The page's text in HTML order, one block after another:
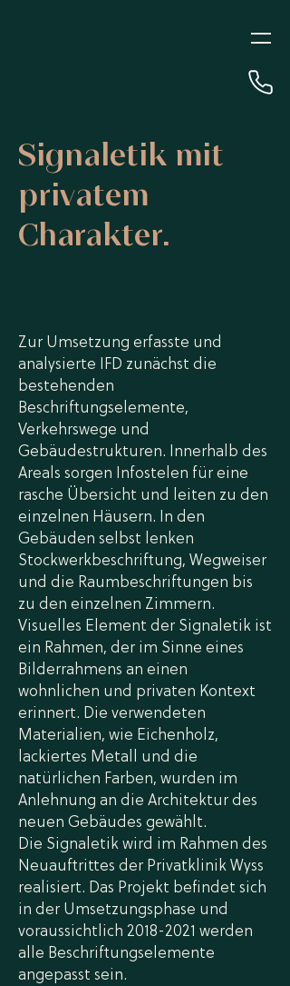
Signaletik mit
privatem
Charakter.
Zur Umsetzung erfasste und
analysierte IFD zunächst die
bestehenden
Beschriftungselemente,
Verkehrswege und
Gebäudestrukturen. Innerhalb des
Areals sorgen Infostelen für eine
rasche Übersicht und leiten zu den
einzelnen Häusern. In den
Gebäuden selbst lenken
Stockwerkbeschriftung, Wegweiser
und die Raumbeschriftungen bis
zu den einzelnen Zimmern.
Visuelles Element der Signaletik ist
ein Rahmen, der im Sinne eines
Bilderrahmens an einen
wohnlichen und privaten Kontext
erinnert. Die verwendeten
Materialien, wie Eichenholz,
lackiertes Metall und die
natürlichen Farben, wurden im
Anlehnung an die Architektur des
neuen Gebäudes gewählt.
Die Signaletik wird im Rahmen des
Neuauftrittes der Privatklinik Wyss
realisiert. Das Projekt befindet sich
in der Umsetzungsphase und
voraussichtlich 2018-2021 werden
alle Beschriftungselemente
angepasst sein.